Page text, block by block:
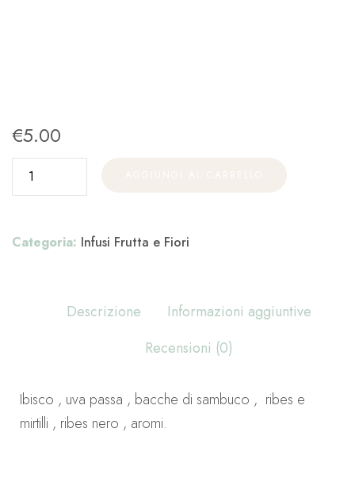
€5.00
Categoria: Infusi Frutta e Fiori
Descrizione
Informazioni aggiuntive
Recensioni (0)
Ibisco , uva passa , bacche di sambuco , ribes e
mirtilli , ribes nero , aromi.